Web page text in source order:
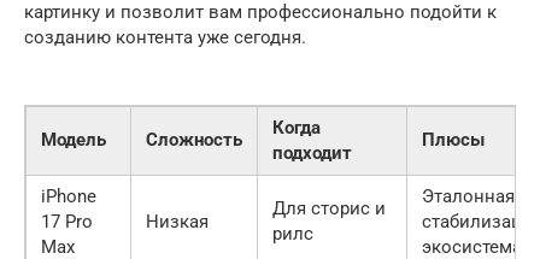
картинку и позволит вам профессионально подойти к
созданию контента уже сегодня.
Модель Сложность
Когда
подходит
Плюсы
iPhone
17 Pro
Max
Низкая
Для сторис и
рилс
Эталонная
экосистема